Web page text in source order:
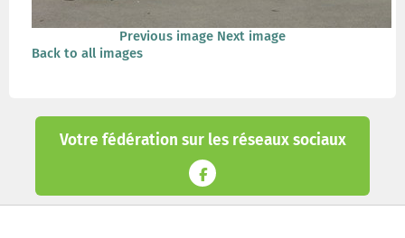
Votre fédération sur les réseaux sociaux
Previous image Next image
Back to all images